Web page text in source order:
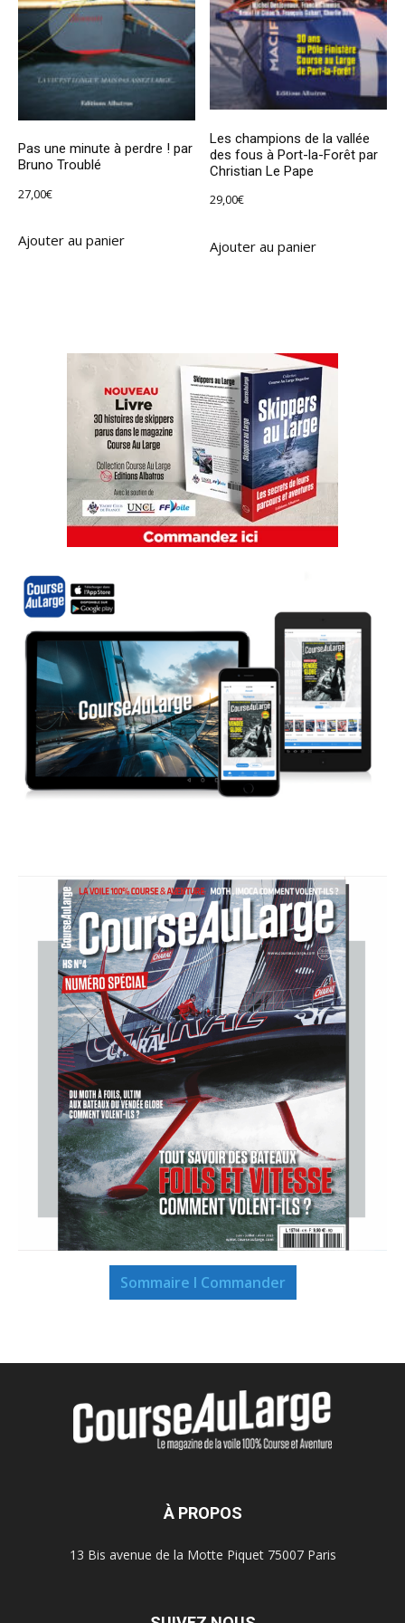
Pas une minute à perdre ! par
Bruno Troublé
27,00€
Ajouter au panier
Les champions de la vallée
des fous à Port-la-Forêt par
Christian Le Pape
29,00€
Ajouter au panier
Sommaire I Commander
À PROPOS
13 Bis avenue de la Motte Piquet 75007 Paris